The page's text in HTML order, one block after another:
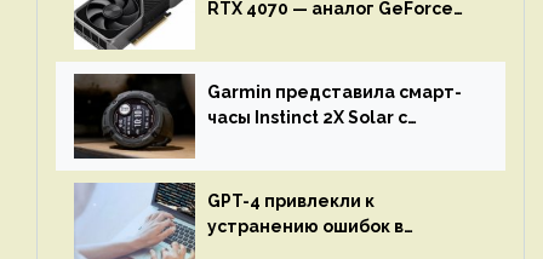
RTX 4070 — аналог GeForce
Garmin представила смарт-
часы Instinct 2X Solar с
GPT-4 привлекли к
устранению ошибок в